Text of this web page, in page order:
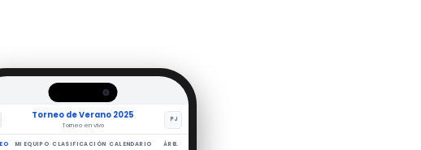
Torneo de Verano 2025
Torneo en vivo
PJ
MI EQUIPO CLASIFICACIÓN CALENDARIO ÁRB.